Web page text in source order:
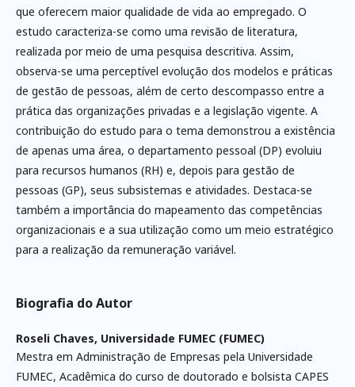
que oferecem maior qualidade de vida ao empregado. O
estudo caracteriza-se como uma revisão de literatura,
realizada por meio de uma pesquisa descritiva. Assim,
observa-se uma perceptível evolução dos modelos e práticas
de gestão de pessoas, além de certo descompasso entre a
prática das organizações privadas e a legislação vigente. A
contribuição do estudo para o tema demonstrou a existência
de apenas uma área, o departamento pessoal (DP) evoluiu
para recursos humanos (RH) e, depois para gestão de
pessoas (GP), seus subsistemas e atividades. Destaca-se
também a importância do mapeamento das competências
organizacionais e a sua utilização como um meio estratégico
para a realização da remuneração variável.
Biografia do Autor
Roseli Chaves, Universidade FUMEC (FUMEC)
Mestra em Administração de Empresas pela Universidade
FUMEC, Acadêmica do curso de doutorado e bolsista CAPES